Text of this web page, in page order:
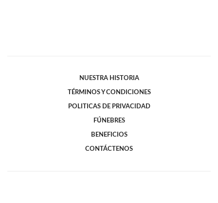
NUESTRA HISTORIA
TÉRMINOS Y CONDICIONES
POLITICAS DE PRIVACIDAD
FÚNEBRES
BENEFICIOS
CONTÁCTENOS